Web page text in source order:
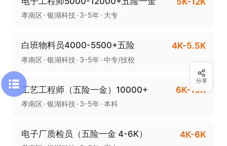
孝南区 银湖科技 3-5年 大专
白班物料员4000-5500+五险 4K-5.5K
孝南区 银湖科技 3-5年 中专/技校
工艺工程师（五险一金）10000+ 6K-10K
孝南区 银湖科技 3-5年 本科
电子厂质检员（五险一金 4-6K） 4K-6K
分享